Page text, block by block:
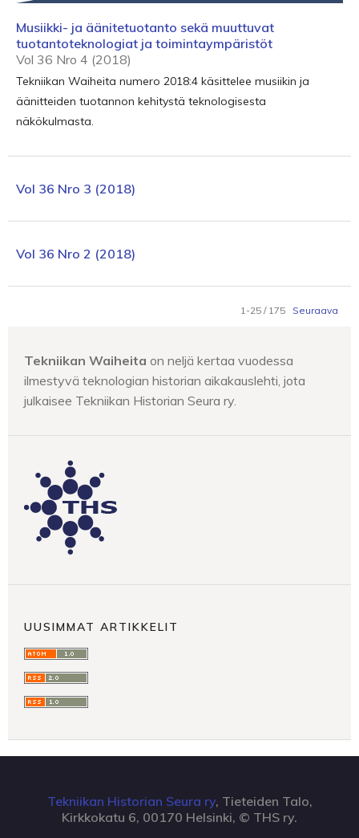
Musiikki- ja äänitetuotanto sekä muuttuvat
tuotantoteknologiat ja toimintaympäristöt
Vol 36 Nro 4 (2018)
Tekniikan Waiheita numero 2018:4 käsittelee musiikin ja
äänitteiden tuotannon kehitystä teknologisesta
näkökulmasta.
Vol 36 Nro 3 (2018)
Vol 36 Nro 2 (2018)
1-25 / 175 Seuraava
Tekniikan Waiheita on neljä kertaa vuodessa
ilmestyvä teknologian historian aikakauslehti, jota
julkaisee Tekniikan Historian Seura ry.
UUSIMMAT ARTIKKELIT
Tekniikan Historian Seura ry, Tieteiden Talo,
Kirkkokatu 6, 00170 Helsinki, © THS ry.